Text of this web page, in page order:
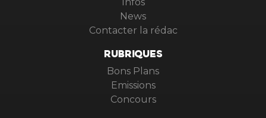
Infos
News
Contacter la rédac
RUBRIQUES
Bons Plans
Emissions
Concours